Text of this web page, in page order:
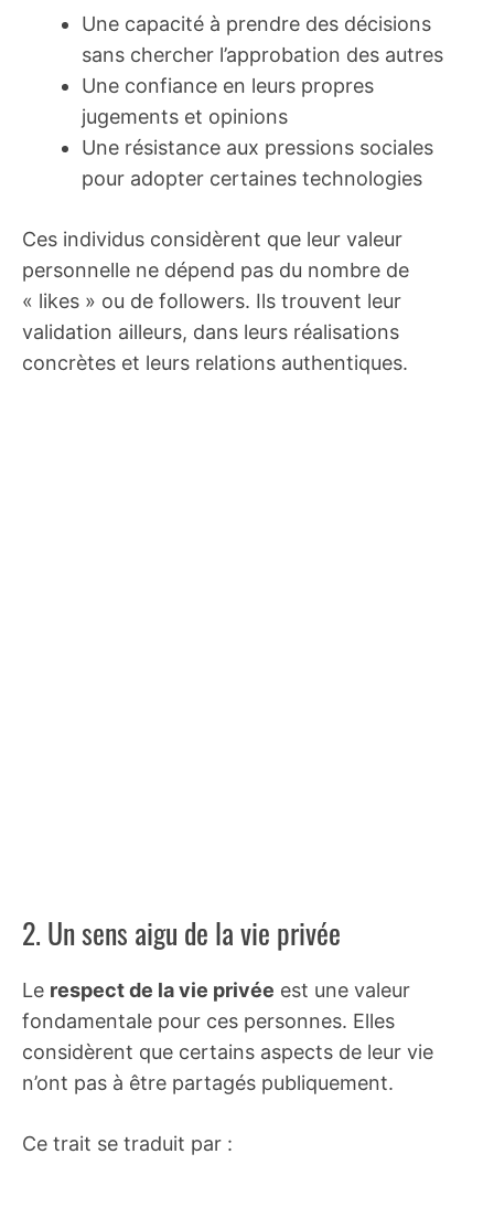
Une capacité à prendre des décisions
sans chercher l’approbation des autres
Une confiance en leurs propres
jugements et opinions
Une résistance aux pressions sociales
pour adopter certaines technologies
Ces individus considèrent que leur valeur
personnelle ne dépend pas du nombre de
« likes » ou de followers. Ils trouvent leur
validation ailleurs, dans leurs réalisations
concrètes et leurs relations authentiques.
2. Un sens aigu de la vie privée
Le respect de la vie privée est une valeur
fondamentale pour ces personnes. Elles
considèrent que certains aspects de leur vie
n’ont pas à être partagés publiquement.
Ce trait se traduit par :